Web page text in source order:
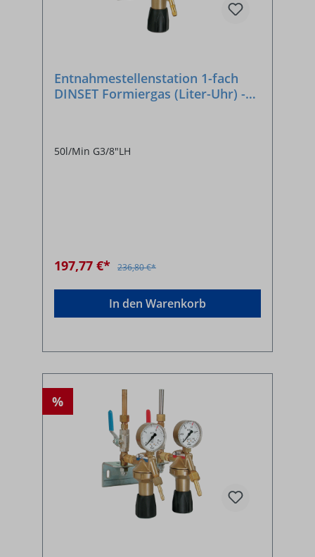
Entnahmestellenstation 1-fach
DINSET Formiergas (Liter-Uhr) -
50l/Min G3/8"LH
197,77 €* 236,80 €*
In den Warenkorb
%